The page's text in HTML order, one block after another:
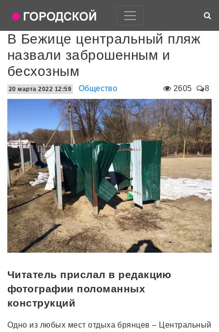
В Бежице центральный пляж
назвали заброшенным и
бесхозным
2605 8
20 марта 2022 12:59 Общество
Читатель прислал в редакцию
фотографии поломанных
конструкций
Одно из любых мест отдыха брянцев – Центральный